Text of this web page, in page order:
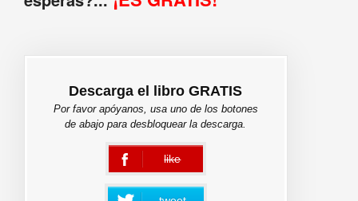
Descarga el libro GRATIS
Por favor apóyanos, usa uno de los botones
de abajo para desbloquear la descarga.
like
error